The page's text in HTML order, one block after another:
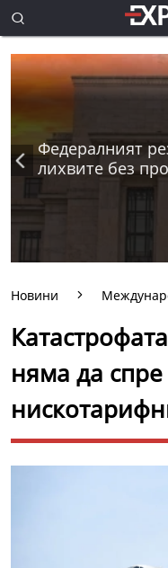
Федералният
лихвите без
Новини
няма да